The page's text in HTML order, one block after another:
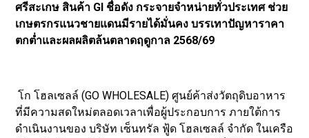
ศรีสะเกษ สินค้า GI ชื่อดัง กระจายจำหน่ายทั่วประเทศ ช่วย
เกษตรกรแนวชายแดนมีรายได้มั่นคง บรรเทาปัญหาราคา
ตกต่ำและผลผลิตล้นตลาดฤดูกาล 2568/69
โก โฮลเซลล์ (GO WHOLESALE) ศูนย์ค้าส่งวัตถุดิบอาหาร
ที่มีความสดใหม่ตลอดเวลาเพื่อผู้ประกอบการ ภายใต้การ
ดำเนินงานของ บริษัท เซ็นทรัล ฟู้ด โฮลเซลล์ จำกัด ในเครือ